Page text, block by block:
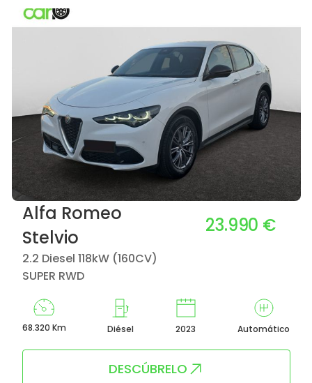
Alfa Romeo
Stelvio
2.2 Diesel 118kW (160CV)
SUPER RWD
23.990 €
68.320 Km Diésel 2023 Automático
DESCÚBRELO